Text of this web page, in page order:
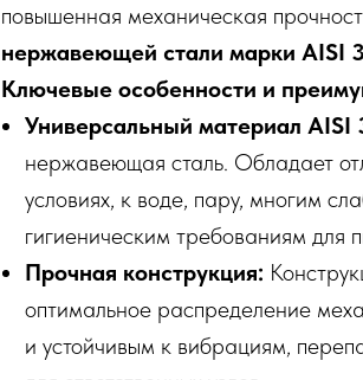
повышенная механическая
нержавеющей стали марки AISI
Ключевые особенности и
Универсальный материал AISI
нержавеющая сталь. Обладает
условиях, к воде, пару, многим
гигиеническим требованиям для
Прочная конструкция:
оптимальное распределение
и устойчивым к вибрациям,